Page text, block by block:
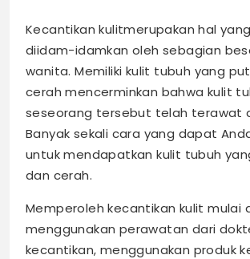
Kecantikankulitmerupakan hal
diidam-idamkan oleh sebagian
wanita. Memiliki kulit tubuh yang
cerah mencerminkan bahwa kulit
seseorang tersebut telah terawat
Banyak sekali cara yang dapat
untuk mendapatkan kulit tubuh
dan cerah.
Memperoleh kecantikan kulit mulai
menggunakan perawatan dari
kecantikan, menggunakan produk